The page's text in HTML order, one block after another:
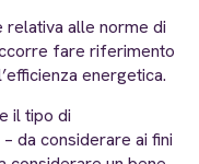
relativa alle norme di
fare riferimento
energetica.
il tipo di
da considerare ai fini